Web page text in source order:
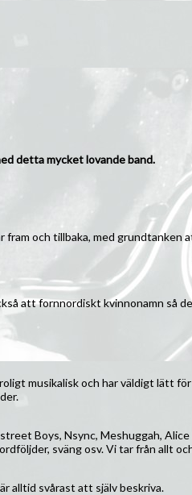
detta mycket lovande band.
och tillbaka, med grundtanken
att fornnordiskt kvinnonamn så
musikalisk och har väldigt lätt
Boys, Nsync, Meshuggah,
sväng osv. Vi tar från allt
alltid svårast att själv beskriva.